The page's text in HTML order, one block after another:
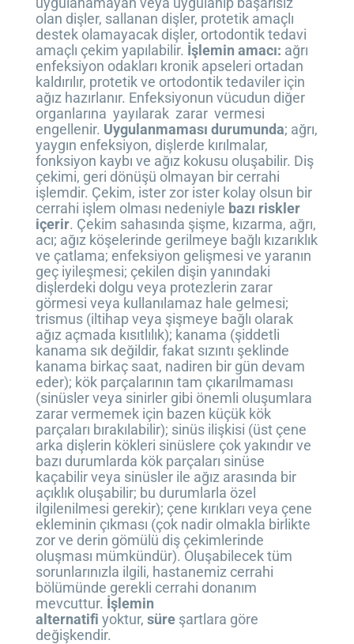
olan dişler, sallanan dişler, protetik amaçlı
destek olamayacak dişler, ortodontik tedavi
amaçlı çekim yapılabilir. İşlemin amacı: ağrı
enfeksiyon odakları kronik apseleri ortadan
kaldırılır, protetik ve ortodontik tedaviler için
ağız hazırlanır. Enfeksiyonun vücudun diğer
organlarına yayılarak zarar vermesi
engellenir. Uygulanmaması durumunda; ağrı,
yaygın enfeksiyon, dişlerde kırılmalar,
fonksiyon kaybı ve ağız kokusu oluşabilir. Diş
çekimi, geri dönüşü olmayan bir cerrahi
işlemdir. Çekim, ister zor ister kolay olsun bir
cerrahi işlem olması nedeniyle bazı riskler
içerir. Çekim sahasında şişme, kızarma, ağrı,
acı; ağız köşelerinde gerilmeye bağlı kızarıklık
ve çatlama; enfeksiyon gelişmesi ve yaranın
geç iyileşmesi; çekilen dişin yanındaki
dişlerdeki dolgu veya protezlerin zarar
görmesi veya kullanılamaz hale gelmesi;
trismus (iltihap veya şişmeye bağlı olarak
ağız açmada kısıtlılık); kanama (şiddetli
kanama sık değildir, fakat sızıntı şeklinde
kanama birkaç saat, nadiren bir gün devam
eder); kök parçalarının tam çıkarılmaması
(sinüsler veya sinirler gibi önemli oluşumlara
zarar vermemek için bazen küçük kök
parçaları bırakılabilir); sinüs ilişkisi (üst çene
arka dişlerin kökleri sinüslere çok yakındır ve
bazı durumlarda kök parçaları sinüse
kaçabilir veya sinüsler ile ağız arasında bir
açıklık oluşabilir; bu durumlarla özel
ilgilenilmesi gerekir); çene kırıkları veya çene
ekleminin çıkması (çok nadir olmakla birlikte
zor ve derin gömülü diş çekimlerinde
oluşması mümkündür). Oluşabilecek tüm
sorunlarınızla ilgili, hastanemiz cerrahi
bölümünde gerekli cerrahi donanım
mevcuttur. İşlemin
alternatifi yoktur, süreşartlara göre
değişkendir.